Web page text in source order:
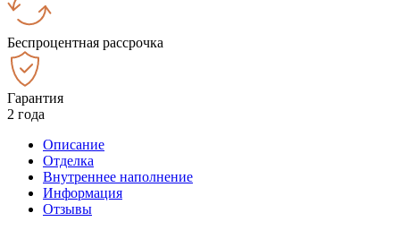
Беспроцентная рассрочка
Гарантия
2 года
Описание
Отделка
Внутреннее наполнение
Информация
Отзывы